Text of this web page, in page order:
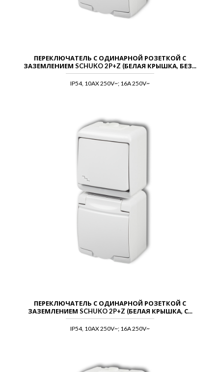
ПЕРЕКЛЮЧАТЕЛЬ С ОДИНАРНОЙ РОЗЕТКОЙ С
ЗАЗЕМЛЕНИЕМ SCHUKO 2P+Z (БЕЛАЯ КРЫШКА, БЕЗ...
IP54, 10AX 250V~; 16A 250V~
ПЕРЕКЛЮЧАТЕЛЬ С ОДИНАРНОЙ РОЗЕТКОЙ С
ЗАЗЕМЛЕНИЕМ SCHUKO 2P+Z (БЕЛАЯ КРЫШКА, С...
IP54, 10AX 250V~; 16A 250V~